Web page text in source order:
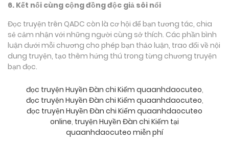
6. Kết nối cùng cộng đồng độc giả sôi nổi
Đọc truyện trên QADC còn là cơ hội để bạn tương tác, chia
sẻ cảm nhận với những người cùng sở thích. Các phần bình
luận dưới mỗi chương cho phép bạn thảo luận, trao đổi về nội
dung truyện, tạo thêm hứng thú trong từng chương truyện
bạn đọc.
đọc truyện Huyền Đàn chi Kiếm quaanhdaocuteo,
đọc truyện Huyền Đàn chi Kiếm quaanhdaocuteo,
đọc truyện Huyền Đàn chi Kiếm quaanhdaocuteo
online, truyện Huyền Đàn chi Kiếm tại
quaanhdaocuteo miễn phí